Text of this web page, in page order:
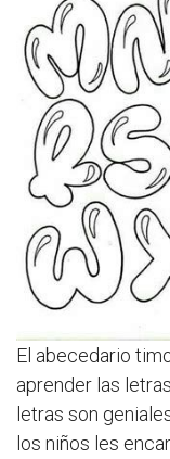
El abecedario
aprender las
letras son
los niños les